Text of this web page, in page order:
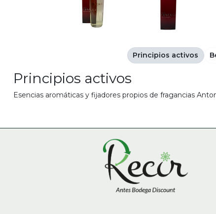
Principios activos
Esencias aromáticas y fijadores propios de fragancias
Principios activos